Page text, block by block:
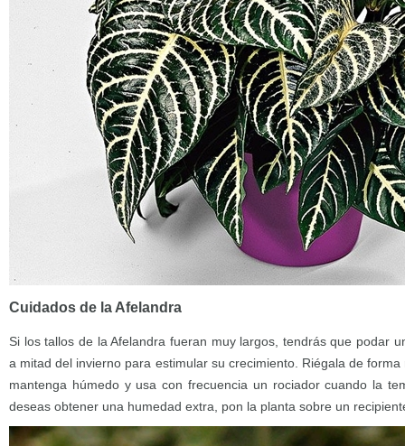
Cuidados de la Afelandra
Si los tallos de la Afelandra fueran muy largos, tendrás que podar
a mitad del invierno para estimular su crecimiento. Riégala de
mantenga húmedo y usa con frecuencia un rociador cuando la
deseas obtener una humedad extra, pon la planta sobre un